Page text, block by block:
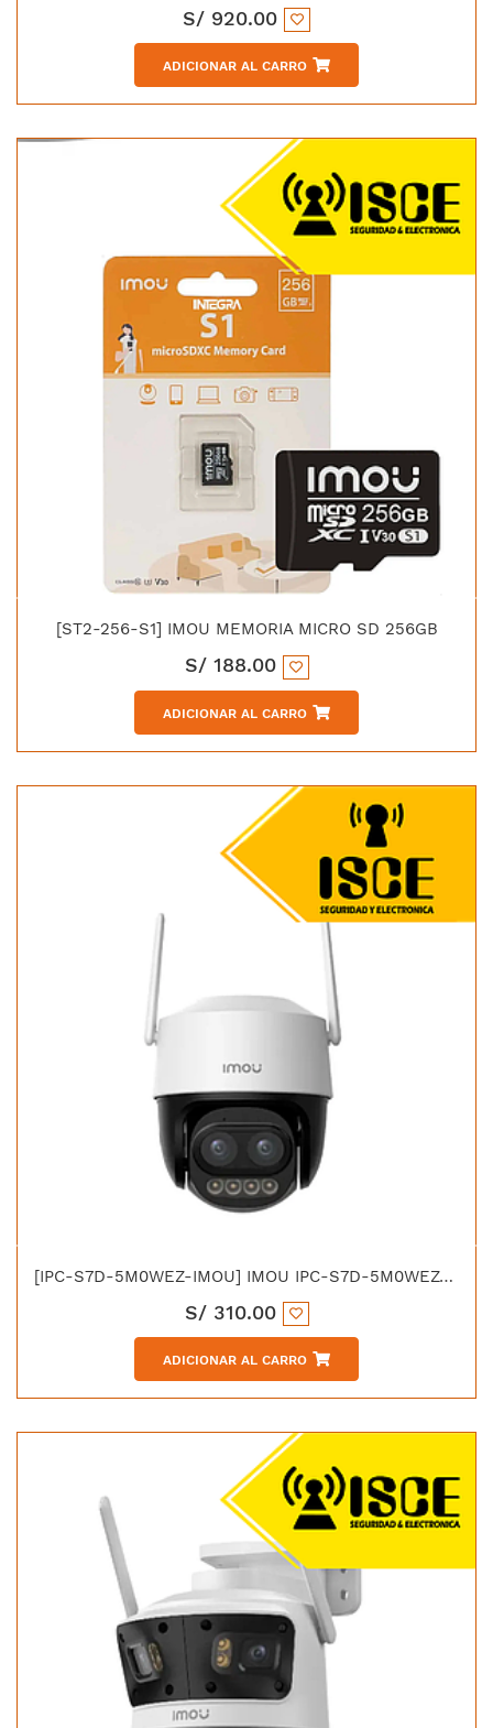
S/ 920.00
ADICIONAR AL CARRO
[ST2-256-S1] IMOU MEMORIA MICRO SD 256GB
S/ 188.00
ADICIONAR AL CARRO
[IPC-S7D-5M0WEZ-IMOU] IMOU IPC-S7D-5M0WEZ-IMOU CRUISER Z CAMARA IP DOMO WIFI PT 5MP 12X FULL COLOR IP66
S/ 310.00
ADICIONAR AL CARRO